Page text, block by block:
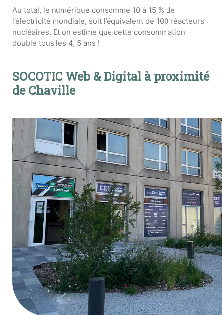
Au total, le numérique consomme 10 à 15 % de
l’électricité mondiale, soit l’équivalent de 100 réacteurs
nucléaires. Et on estime que cette consommation
double tous les 4, 5 ans !
SOCOTIC Web & Digital à proximité
de Chaville